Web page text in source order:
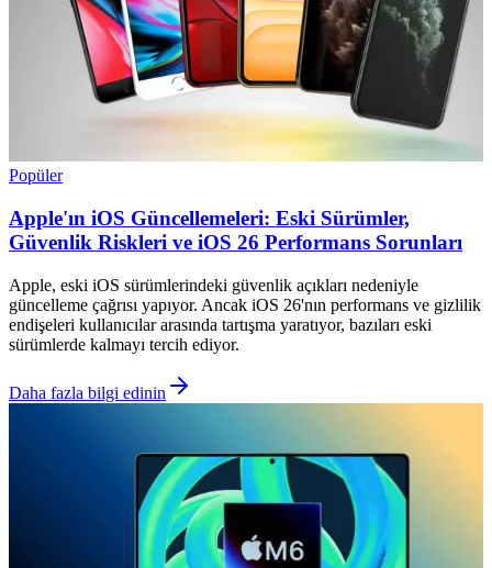
Popüler
Apple'ın iOS Güncellemeleri: Eski Sürümler,
Güvenlik Riskleri ve iOS 26 Performans Sorunları
Apple, eski iOS sürümlerindeki güvenlik açıkları nedeniyle
güncelleme çağrısı yapıyor. Ancak iOS 26'nın performans ve gizlilik
endişeleri kullanıcılar arasında tartışma yaratıyor, bazıları eski
sürümlerde kalmayı tercih ediyor.
Daha fazla bilgi edinin